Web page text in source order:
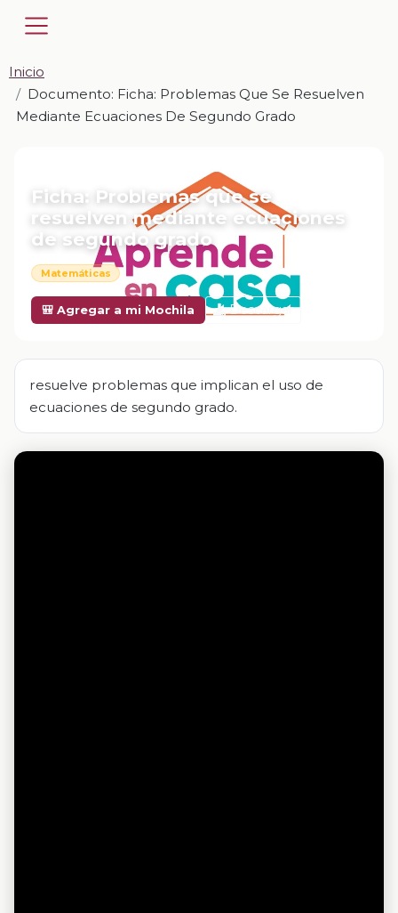
Inicio
Documento: Ficha: Problemas Que Se Resuelven
Mediante Ecuaciones De Segundo Grado
Ficha: Problemas que se
resuelven mediante ecuaciones
de segundo grado
Matemáticas
🎒 Agregar a mi Mochila Descargar
resuelve problemas que implican el uso de
ecuaciones de segundo grado.